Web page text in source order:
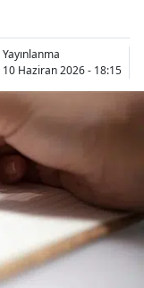
Balıkesir
Bitlis
Bolu
Burdur
Yayınlanma
10 Haziran 2026 - 18:15